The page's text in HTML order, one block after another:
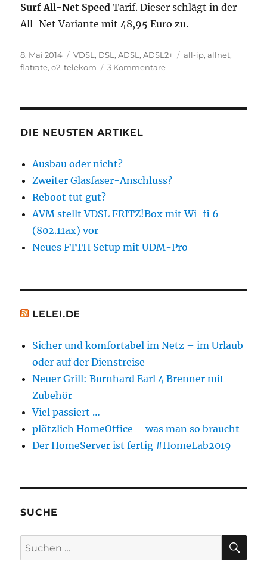
Surf All-Net Speed Tarif. Dieser schlägt in der
All-Net Variante mit 48,95 Euro zu.
Veröffentlicht
am
8. Mai 2014 Kategorien
VDSL , DSL, ADSL, ADSL2+ Schlagwörter
all-ip,allnet,
flatrate,o2,telekom 3 Kommentarezu
DIE NEUSTEN ARTIKEL
Ausbau oder nicht?
Zweiter Glasfaser-Anschluss?
Reboot tut gut?
AVM stellt VDSL FRITZ!Box mit Wi-fi 6
(802.11ax) vor
Neues FTTH Setup mit UDM-Pro
LELEI.DE
Sicher und komfortabel im Netz – im Urlaub
oder auf der Dienstreise
Neuer Grill: Burnhard Earl 4 Brenner mit
Zubehör
Viel passiert …
plötzlich HomeOffice – was man so braucht
Der HomeServer ist fertig #HomeLab2019
SUCHE
Suchen
nach: